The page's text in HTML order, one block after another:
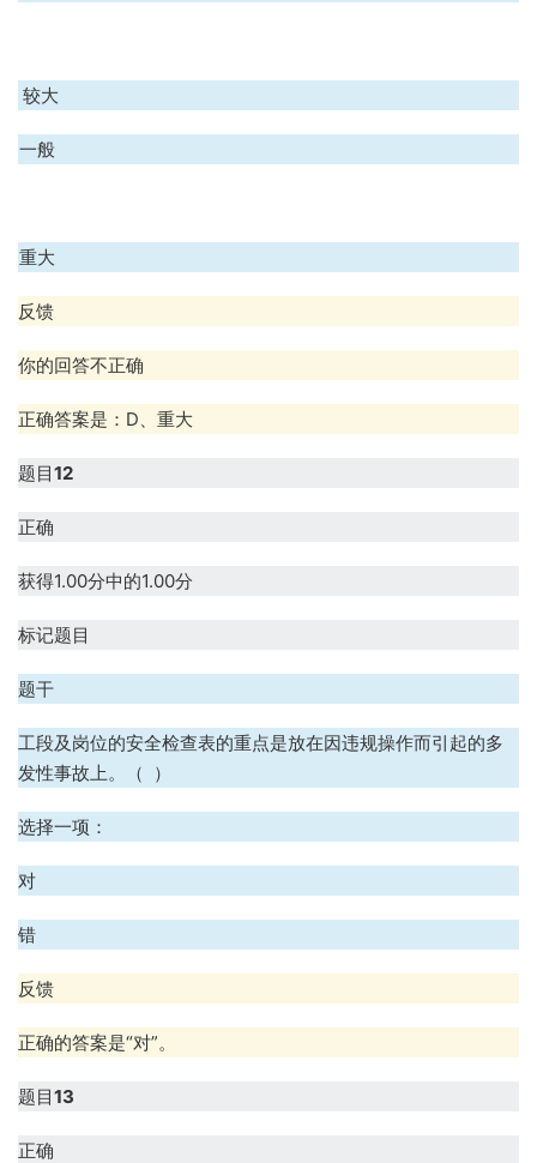
较大
一般
重大
反馈
你的回答不正确
正确答案是：D、重大
题目12
正确
获得1.00分中的1.00分
标记题目
题干
工段及岗位的安全检查表的重点是放在因违规操作而引起的多
发性事故上。（ ）
选择一项：
对
错
反馈
正确的答案是“对”。
题目13
正确